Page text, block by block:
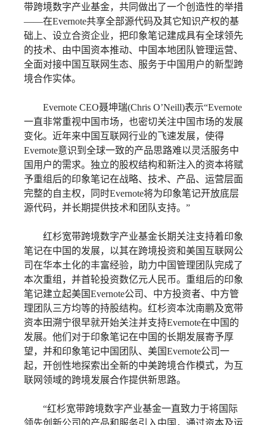
带跨境数字产业基金，共同做出了一个创造性的举措
——在Evernote共享全部源代码及其它知识产权的基
础上、设立合资企业，把印象笔记建成具有全球领先
的技术、由中国资本推动、中国本地团队管理运营、
全面对接中国互联网生态、服务于中国用户的新型跨
境合作实体。
Evernote CEO聂坤瑞(Chris O’Neill)表示“Evernote
一直非常重视中国市场，也密切关注中国市场的发展
变化。近年来中国互联网行业的飞速发展，使得
Evernote意识到全球一致的产品思路难以灵活服务中
国用户的需求。独立的股权结构和新注入的资本将赋
予重组后的印象笔记在战略、技术、产品、运营层面
完整的自主权，同时Evernote将为印象笔记开放底层
源代码，并长期提供技术和团队支持。”
红杉宽带跨境数字产业基金长期关注支持着印象
笔记在中国的发展，以其在跨境投资和美国互联网公
司在华本土化的丰富经验，助力中国管理团队完成了
本次重组，并首轮投资数亿元人民币。重组后的印象
笔记建立起美国Evernote公司、中方投资者、中方管
理团队三方均等的持股结构。红杉资本沈南鹏及宽带
资本田溯宁很早就开始关注并支持Evernote在中国的
发展。他们对于印象笔记在中国的长期发展寄予厚
望，并和印象笔记中国团队、美国Evernote公司一
起，开创性地探索出全新的中美跨境合作模式，为互
联网领域的跨境发展合作提供新思路。
“红杉宽带跨境数字产业基金一直致力于将国际
领先创新公司的产品和服务引入中国，通过资本及运